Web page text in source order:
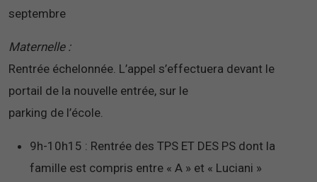
septembre
Maternelle :
Rentrée échelonnée. L’appel s’effectuera devant le
portail de la nouvelle entrée, sur le
parking de l’école.
9h-10h15 : Rentrée des TPS ET DES PS dont la
famille est compris entre « A » et « Luciani »